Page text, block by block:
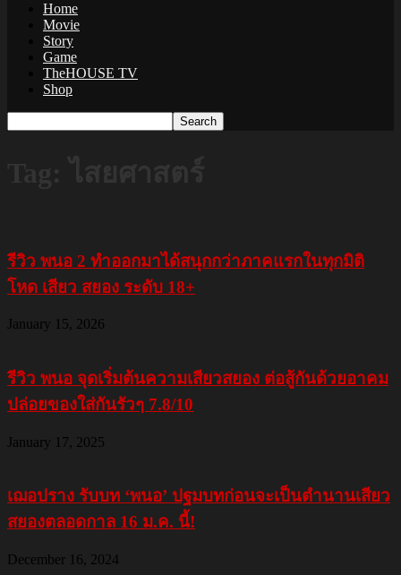
Home
Movie
Story
Game
TheHOUSE TV
Shop
รีวิว พนอ 2 ทำออกมาได้สนุกกว่าภาคแรกในทุกมิติ
โหด เสียว สยอง ระดับ 18+
January 15, 2026
รีวิว พนอ จุดเริ่มต้นความเสียวสยอง ต่อสู้กันด้วยอาคม
ปล่อยของใส่กันรัวๆ 7.8/10
January 17, 2025
เฌอปราง รับบท ‘พนอ’ ปฐมบทก่อนจะเป็นตำนานเสียว
สยองตลอดกาล 16 ม.ค. นี้!
December 16, 2024